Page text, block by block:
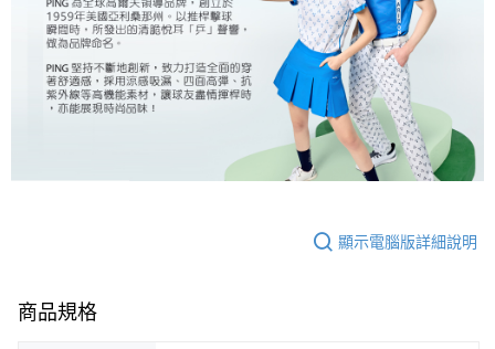
顯示電腦版詳細說明
商品規格